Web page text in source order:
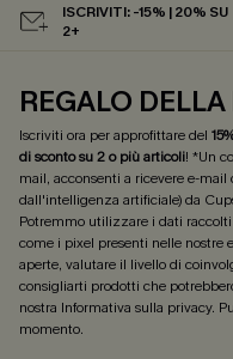
ISCRIVITI: -15% | 20% SU
2+
REGALO
Iscriviti ora per approfittare del
di sconto su 2 o più articoli! *Un
mail, acconsenti a ricevere e-
dall'intelligenza artificiale) da
Potremmo utilizzare i dati
come i pixel presenti nelle nostre
aperte, valutare il livello di
consigliarti prodotti che
nostra Informativa sulla privacy.
momento.